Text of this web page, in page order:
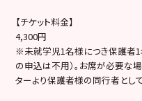
【チケット料金】
4,300円
※未就学児1名様につき保護者1
の申込は不用）。お席が必要な
ターより保護者様の同行者とし